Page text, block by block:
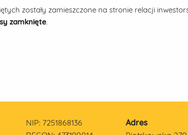
zostały zamieszczone na stronie relacji
zamknięte.
NIP: 7251868136
Adres